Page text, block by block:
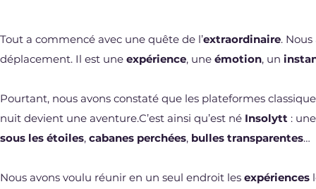
Tout a commencé avec une quête de l’extraordinaire.
déplacement. Il est une expérience, une émotion, un
Pourtant, nous avons constaté que les plateformes
nuit devient une aventure.C’est ainsi qu’est né Insolytt :
sous les étoiles, cabanes perchées, bulles transparentes…
Nous avons voulu réunir en un seul endroit les expériences